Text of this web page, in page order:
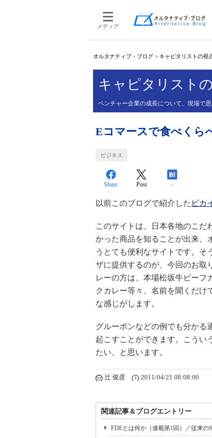
メディア
オルタナティブ・ブログ > キャピタリストの視
キャピタリスト
ベンチャー企業の成長について、現場で思
Eコマースで食べくら
ビジネス
Share Post -
以前このブログで紹介した ピカ
このサイトは、日本各地のこだ
かった商品を知ることが出来、
うとても便利なサイトです。そ
ザに提供するのが、今回のお取
レーの方は、本場松坂牛ビーフ
クカレー等々、名前を聞くだけ
な感じがします。
グルーポンなどの例でも分かる
起こすことができます。こうい
たい、と思います。
辻 俊彦 2011/04/21 08:08:00
関連記事＆ブログエントリー
FDEとは何か（連載第1回）／従来の